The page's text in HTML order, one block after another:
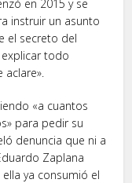
en 2015 y se
instruir un asunto
el secreto del
todo
«a cuantos
para pedir su
denuncia que ni a
Zaplana
ya consumió el